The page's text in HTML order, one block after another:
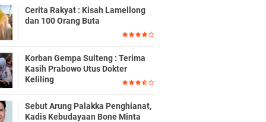
Cerita Rakyat : Kisah Lamellong
dan 100 Orang Buta
Korban Gempa Sulteng : Terima
Kasih Prabowo Utus Dokter
Keliling
Sebut Arung Palakka Penghianat,
Kadis Kebudayaan Bone Minta